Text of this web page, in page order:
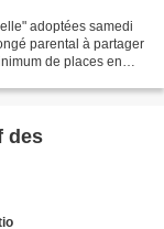
adoptées samedi
parental à partager
de places en
des